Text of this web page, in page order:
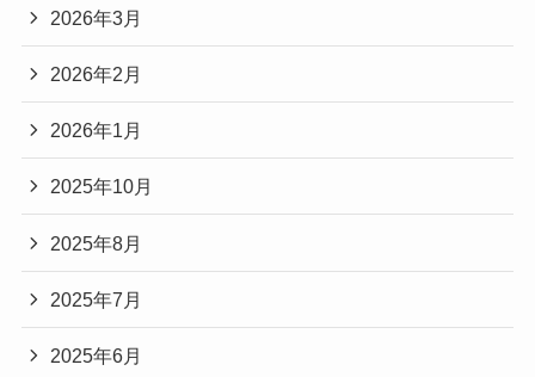
2026年3月
2026年2月
2026年1月
2025年10月
2025年8月
2025年7月
2025年6月